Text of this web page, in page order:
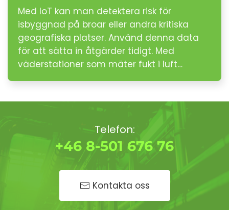
Med IoT kan man detektera risk för
isbyggnad på broar eller andra kritiska
geografiska platser. Använd denna data
för att sätta in åtgärder tidigt. Med
väderstationer som mäter fukt i luft…
Telefon:
+46 8-501 676 76
Kontakta oss